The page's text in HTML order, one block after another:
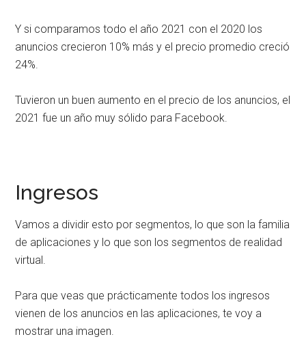
Y si comparamos todo el año 2021 con el 2020 los
anuncios crecieron 10% más y el precio promedio creció
24%.
Tuvieron un buen aumento en el precio de los anuncios, el
2021 fue un año muy sólido para Facebook.
Ingresos
Vamos a dividir esto por segmentos, lo que son la familia
de aplicaciones y lo que son los segmentos de realidad
virtual.
Para que veas que prácticamente todos los ingresos
vienen de los anuncios en las aplicaciones, te voy a
mostrar una imagen.